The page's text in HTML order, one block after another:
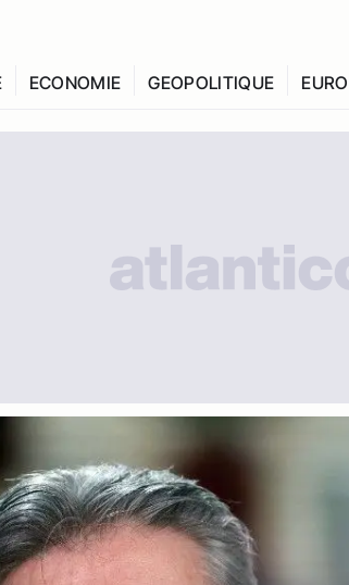
ECONOMIE GEOPOLITIQUE